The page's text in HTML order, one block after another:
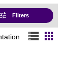
tune Filters
storage apps